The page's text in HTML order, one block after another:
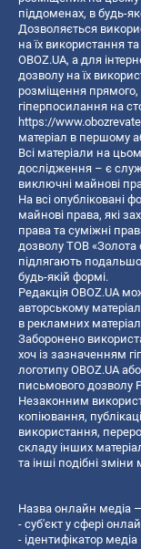
піддоменах, в будь-
Дозволяється
на їх використання
OBOZ.UA, а для
дозволу на їх
розміщення прямого,
гіперпосилання на
https://
матеріал в першому
Всі матеріали на
дослідження – є
виключні майнові
На всі опубліковані
майнові права, які
права та суміжні
дозволу ТОВ «Золота
підлягають
будь-якій формі.
Редакція OBOZ.UA
авторському
в рекламних
Заборонено
хоч із зазначенням
логотипу OBOZ.UA
письмового дозволу
Незаконним
копiювання,
використання,
складу інших
та інші подібні зміни
Назва онлайн медіа —
- суб'єкт у сфері
- ідентифікатор